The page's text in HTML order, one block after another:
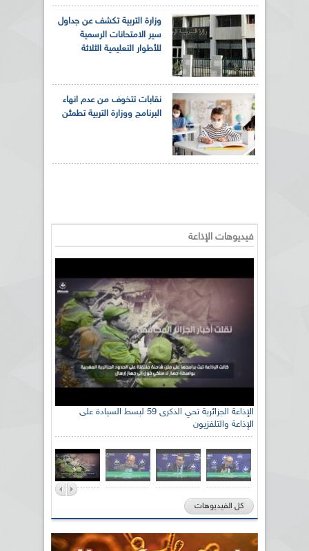
وزارة التربية تكشف عن جداول
سير الامتحانات الرسمية
للأطوار التعليمية الثلاثة
نقابات تتخوف من عدم انهاء
البرنامج ووزارة التربية تطمئن
فيديوهات الإذاعة
الإذاعة الجزائرية تحي الذكرى 59 لبسط السيادة على
الإذاعة والتلفزيون
كل الفيديوهات